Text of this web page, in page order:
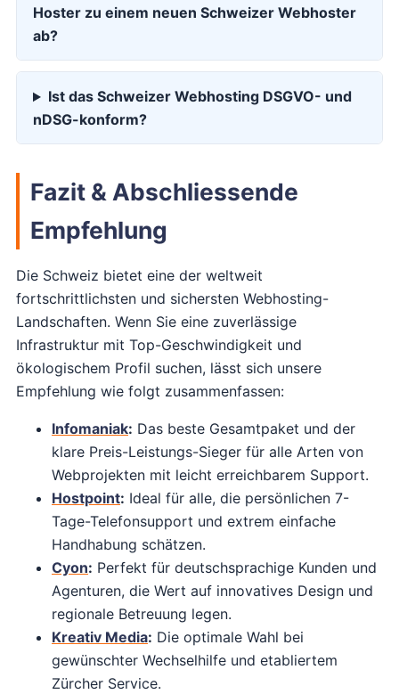
Hoster zu einem neuen Schweizer Webhoster
ab?
Ist das Schweizer Webhosting DSGVO- und
nDSG-konform?
Fazit & Abschliessende
Empfehlung
Die Schweiz bietet eine der weltweit
fortschrittlichsten und sichersten Webhosting-
Landschaften. Wenn Sie eine zuverlässige
Infrastruktur mit Top-Geschwindigkeit und
ökologischem Profil suchen, lässt sich unsere
Empfehlung wie folgt zusammenfassen:
Infomaniak: Das beste Gesamtpaket und der
klare Preis-Leistungs-Sieger für alle Arten von
Webprojekten mit leicht erreichbarem Support.
Hostpoint: Ideal für alle, die persönlichen 7-
Tage-Telefonsupport und extrem einfache
Handhabung schätzen.
Cyon: Perfekt für deutschsprachige Kunden und
Agenturen, die Wert auf innovatives Design und
regionale Betreuung legen.
Kreativ Media: Die optimale Wahl bei
gewünschter Wechselhilfe und etabliertem
Zürcher Service.